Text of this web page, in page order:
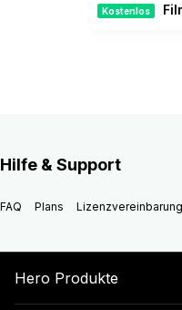
Kostenlos
Hilfe & Support
FAQ Plans Lizenzvereinbarung
Hero Produkte